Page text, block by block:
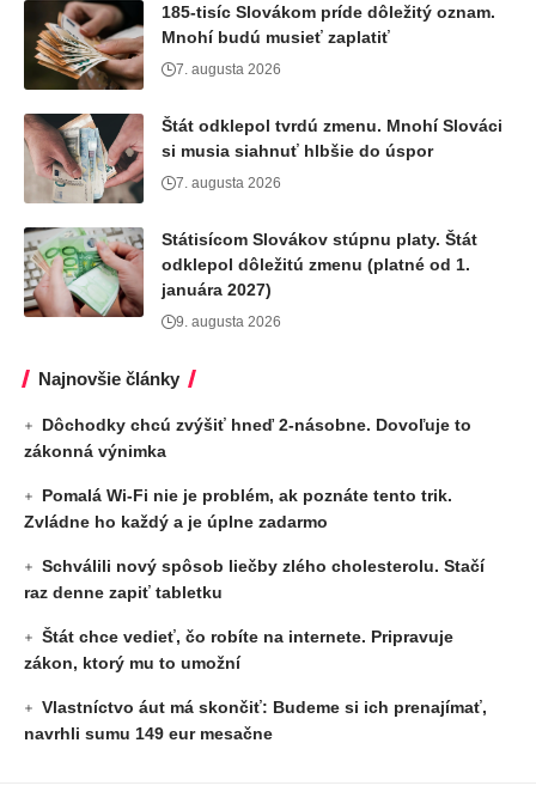
185-tisíc Slovákom príde dôležitý oznam.
Mnohí budú musieť zaplatiť
7. augusta 2026
Štát odklepol tvrdú zmenu. Mnohí Slováci
si musia siahnuť hlbšie do úspor
7. augusta 2026
Státisícom Slovákov stúpnu platy. Štát
odklepol dôležitú zmenu (platné od 1.
januára 2027)
9. augusta 2026
Najnovšie články
Dôchodky chcú zvýšiť hneď 2-násobne. Dovoľuje to
zákonná výnimka
Pomalá Wi-Fi nie je problém, ak poznáte tento trik.
Zvládne ho každý a je úplne zadarmo
Schválili nový spôsob liečby zlého cholesterolu. Stačí
raz denne zapiť tabletku
Štát chce vedieť, čo robíte na internete. Pripravuje
zákon, ktorý mu to umožní
Vlastníctvo áut má skončiť: Budeme si ich prenajímať,
navrhli sumu 149 eur mesačne